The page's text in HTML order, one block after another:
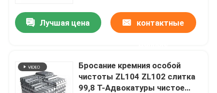
Лучшая цена контактные
Бросание кремния особой
чистоты ZL104 ZL102 слитка
99,8 T-Адвокатуры чистое